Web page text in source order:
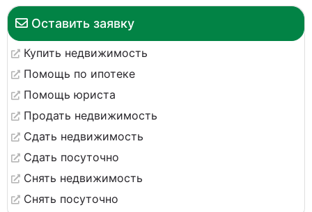
Оставить заявку
Купить недвижимость
Помощь по ипотеке
Помощь юриста
Продать недвижимость
Сдать недвижимость
Сдать посуточно
Снять недвижимость
Снять посуточно